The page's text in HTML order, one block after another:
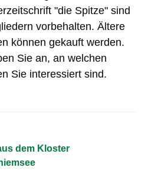
"die Spitze" sind
vorbehalten. Ältere
können gekauft werden.
Sie an, an welchen
Sie interessiert sind.
dem Kloster